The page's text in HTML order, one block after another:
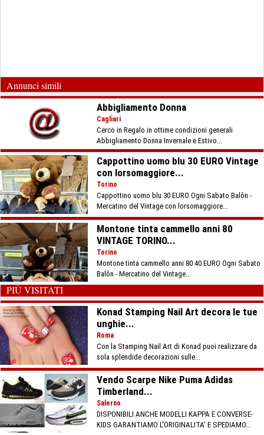
Annunci simili
Abbigliamento Donna
Cagliari
Cerco in Regalo in ottime condizioni generali
Abbigliamento Donna Invernale e Estivo...
Cappottino uomo blu 30 EURO Vintage
con lorsomaggiore...
Torino
Cappottino uomo blu 30 EURO Ogni Sabato Balôn -
Mercatino del Vintage con lorsomaggiore...
Montone tinta cammello anni 80
VINTAGE TORINO...
Torino
Montone tinta cammello anni 80 40 EURO Ogni Sabato
Balôn - Mercatino del Vintage...
PIÙ VISITATI
Konad Stamping Nail Art decora le tue
unghie...
Roma
Con la Stamping Nail Art di Konad puoi realizzare da
sola splendide decorazioni sulle...
Vendo Scarpe Nike Puma Adidas
Timberland...
Salerno
DISPONIBILI ANCHE MODELLI KAPPA E CONVERSE-
KIDS GARANTIAMO L'ORIGINALITA' E SPEDIAMO...